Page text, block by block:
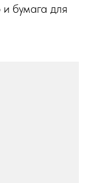
бумага для